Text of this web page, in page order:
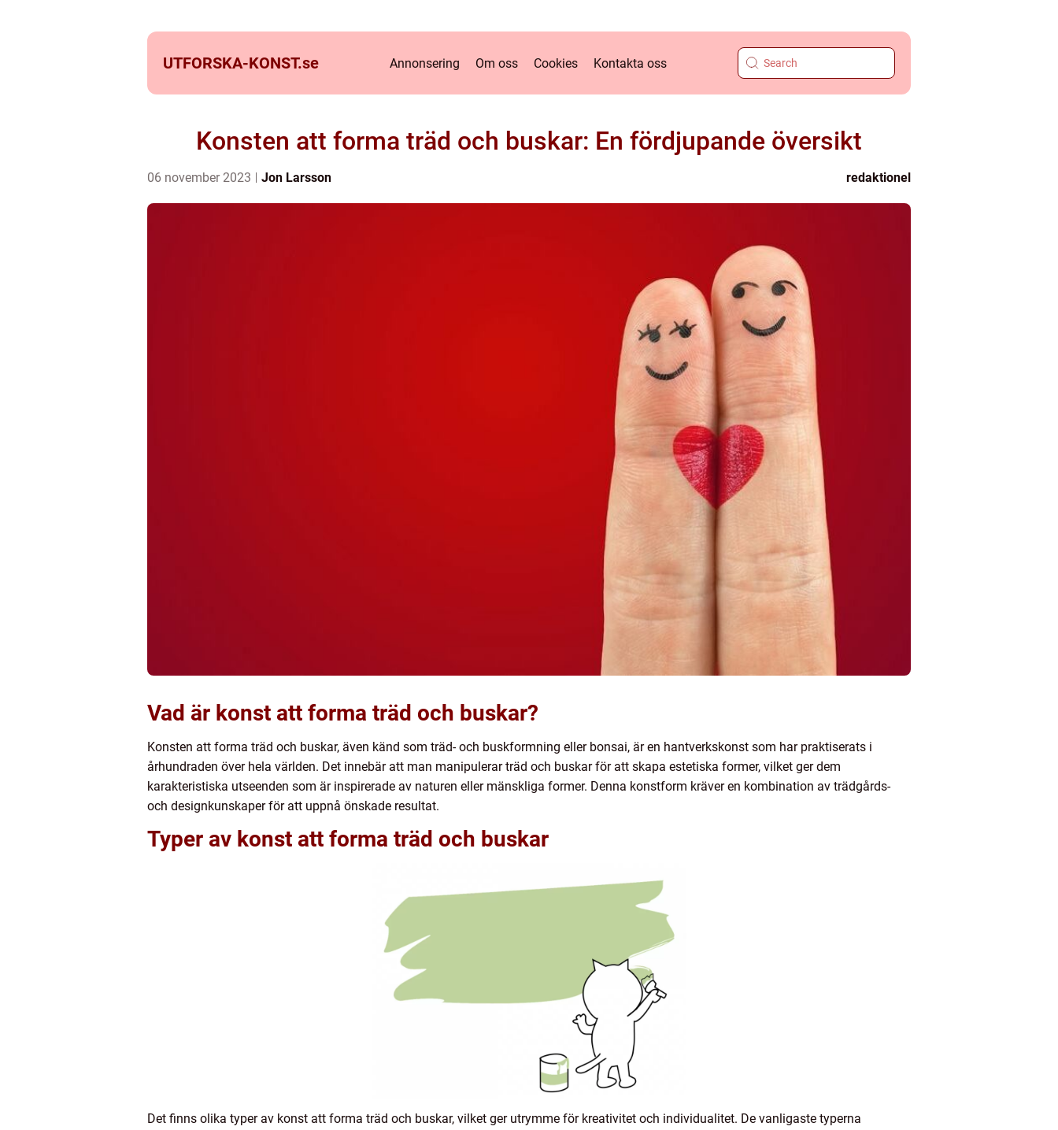
UTFORSKA-KONST.se Annonsering Om oss Cookies Kontakta oss
Konsten att forma träd och buskar: En fördjupande översikt
06 november 2023 Jon Larsson redaktionel
Vad är konst att forma träd och buskar?
Konsten att forma träd och buskar, även känd som träd- och buskformning eller bonsai, är en hantverkskonst som har praktiserats i
århundraden över hela världen. Det innebär att man manipulerar träd och buskar för att skapa estetiska former, vilket ger dem
karakteristiska utseenden som är inspirerade av naturen eller mänskliga former. Denna konstform kräver en kombination av trädgårds-
och designkunskaper för att uppnå önskade resultat.
Typer av konst att forma träd och buskar
Det finns olika typer av konst att forma träd och buskar, vilket ger utrymme för kreativitet och individualitet. De vanligaste typerna